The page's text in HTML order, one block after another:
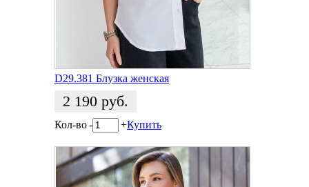
D29.381 Блузка женская
2 190 руб.
Кол-во- +Купить